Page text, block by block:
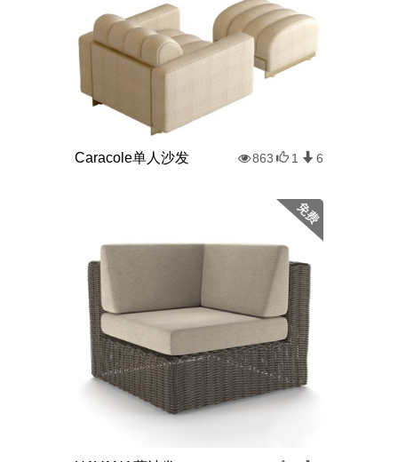
Caracole单人沙发 863 1 6